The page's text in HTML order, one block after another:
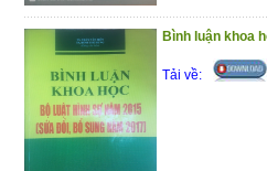
(2/12/2020)Bình luận khoa
Tải về: